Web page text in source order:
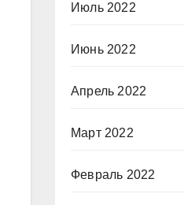
Июль 2022
Июнь 2022
Апрель 2022
Март 2022
Февраль 2022